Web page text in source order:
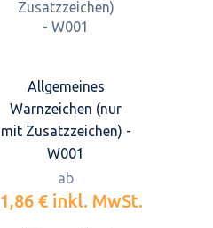
Allgemeines
Warnzeichen (nur
mit Zusatzzeichen) -
W001
ab
1,86 € inkl. MwSt.